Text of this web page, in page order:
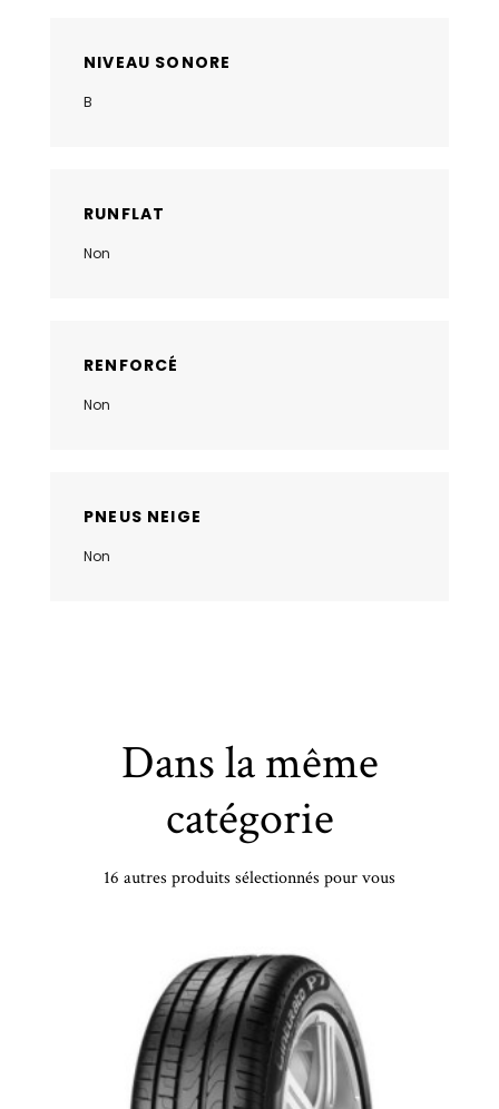
NIVEAU SONORE
B
RUNFLAT
Non
RENFORCÉ
Non
PNEUS NEIGE
Non
Dans la même
catégorie
16 autres produits sélectionnés pour vous